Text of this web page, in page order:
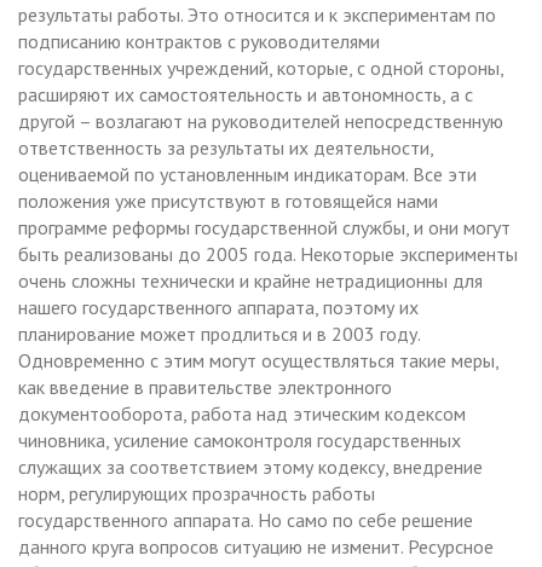
результаты работы. Это относится и к экспериментам по
подписанию контрактов с руководителями
государственных учреждений, которые, с одной стороны,
расширяют их самостоятельность и автономность, а с
другой – возлагают на руководителей непосредственную
ответственность за результаты их деятельности,
оцениваемой по установленным индикаторам. Все эти
положения уже присутствуют в готовящейся нами
программе реформы государственной службы, и они могут
быть реализованы до 2005 года. Некоторые эксперименты
очень сложны технически и крайне нетрадиционны для
нашего государственного аппарата, поэтому их
планирование может продлиться и в 2003 году.
Одновременно с этим могут осуществляться такие меры,
как введение в правительстве электронного
документооборота, работа над этическим кодексом
чиновника, усиление самоконтроля государственных
служащих за соответствием этому кодексу, внедрение
норм, регулирующих прозрачность работы
государственного аппарата. Но само по себе решение
данного круга вопросов ситуацию не изменит. Ресурсное